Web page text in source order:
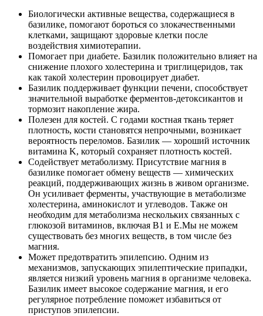
Биологически активные вещества, содержащиеся в
базилике, помогают бороться со злокачественными
клетками, защищают здоровые клетки после
воздействия химиотерапии.
Помогает при диабете. Базилик положительно влияет на
снижение плохого холестерина и триглицеридов, так
как такой холестерин провоцирует диабет.
Базилик поддерживает функции печени, способствует
значительной выработке ферментов-детоксикантов и
тормозит накопление жира.
Полезен для костей. С годами костная ткань теряет
плотность, кости становятся непрочными, возникает
вероятность переломов. Базилик — хороший источник
витамина K, который сохраняет плотность костей.
Содействует метаболизму. Присутствие магния в
базилике помогает обмену веществ — химических
реакций, поддерживающих жизнь в живом организме.
Он усиливает ферменты, участвующие в метаболизме
холестерина, аминокислот и углеводов. Также он
необходим для метаболизма нескольких связанных с
глюкозой витаминов, включая B1 и E.Мы не можем
существовать без многих веществ, в том числе без
магния.
Может предотвратить эпилепсию. Одним из
механизмов, запускающих эпилептические припадки,
является низкий уровень магния в организме человека.
Базилик имеет высокое содержание магния, и его
регулярное потребление поможет избавиться от
приступов эпилепсии.